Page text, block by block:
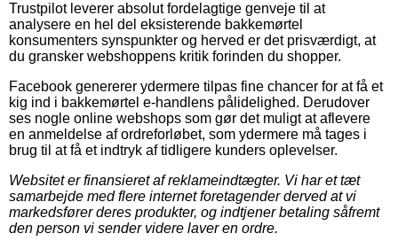
Trustpilot leverer absolut fordelagtige genveje til at
analysere en hel del eksisterende bakkemørtel
konsumenters synspunkter og herved er det prisværdigt, at
du gransker webshoppens kritik forinden du shopper.
Facebook genererer ydermere tilpas fine chancer for at få et
kig ind i bakkemørtel e-handlens pålidelighed. Derudover
ses nogle online webshops som gør det muligt at aflevere
en anmeldelse af ordreforløbet, som ydermere må tages i
brug til at få et indtryk af tidligere kunders oplevelser.
Websitet er finansieret af reklameindtægter. Vi har et tæt
samarbejde med flere internet foretagender derved at vi
markedsfører deres produkter, og indtjener betaling såfremt
den person vi sender videre laver en ordre.